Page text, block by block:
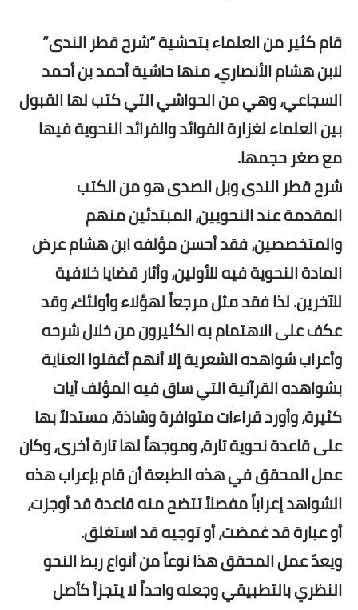
قام كثير من العلماء بتحشية “شرح قطر الندى”
لابن هشام الأنصاري، منها حاشية أحمد بن أحمد
السجاعي، وهي من الحواشي التي كتب لها القبول
بين العلماء لغزارة الفوائد والفرائد النحوية فيها
مع صغر حجمها.
شرح قطر الندى وبل الصدى هو من الكتب
المقدمة عند النحويين، المبتدئين منهم
والمتخصصين، فقد أحسن مؤلفه ابن هشام عرض
المادة النحوية فيه للأولين، وأثار قضايا خلافية
للآخرين. لذا فقد مثل مرجعاً لهؤلاء وأولئك، وقد
عكف على الاهتمام به الكثيرون من خلال شرحه
وأعراب شواهده الشعرية إلا أنهم أغفلوا العناية
بشواهده القرآنية التي ساق فيه المؤلف آيات
كثيرة، وأورد قراءات متوافرة وشاذة، مستدلاً بها
على قاعدة نحوية تارة، وموجهاً لها تارة أخرى، وكان
عمل المحقق في هذه الطبعة أن قام بإعراب هذه
الشواهد إعراباً مفصلاً تتضح منه قاعدة قد أوجزت،
أو عبارة قد غمضت، أو توجيه قد استغلق.
ويعدّ عمل المحقق هذا نوعاً من أنواع ربط النحو
النظري بالتطبيقي وجعله واحداً لا يتجزأ كأصل